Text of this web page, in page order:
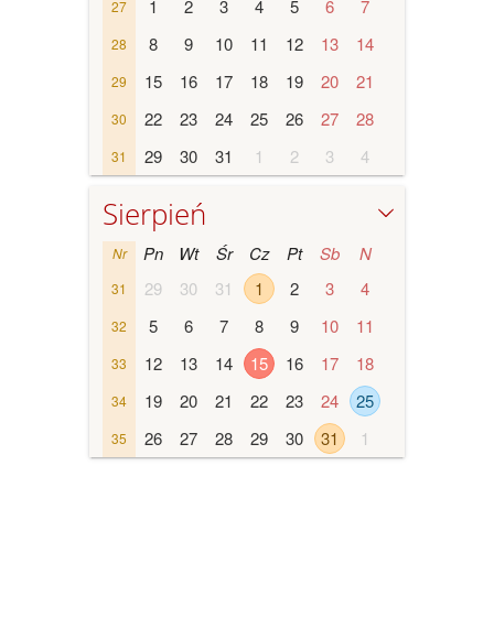
27 1 2 3 4 5 6 7
28 8 9 10 11 12 13 14
29 15 16 17 18 19 20 21
30 22 23 24 25 26 27 28
31 29 30 31 1 2 3 4
Sierpień
Nr Pn Wt Śr Cz Pt Sb N
31 29 30 31 1 2 3 4
32 5 6 7 8 9 10 11
33 12 13 14 15 16 17 18
34 19 20 21 22 23 24 25
35 26 27 28 29 30 31 1